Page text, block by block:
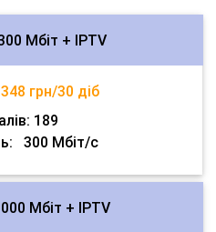
Мбіт + IPTV
348 грн/30 діб
189
300 Мбіт/с
Мбіт + IPTV